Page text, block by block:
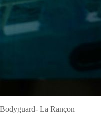
Bodyguard- La Rançon